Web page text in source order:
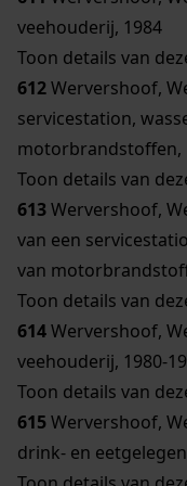
veehouderij, 1984
Toon details van
612Wervershoof,
servicestation,
motorbrandstoffen,
Toon details van
613Wervershoof,
van een
van
Toon details van
614Wervershoof,
veehouderij, 1980-
Toon details van
615Wervershoof,
drink- en